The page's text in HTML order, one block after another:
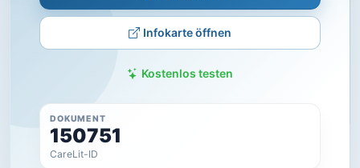
Infokarte öffnen
Kostenlos testen
DOKUMENT
150751
CareLit-ID